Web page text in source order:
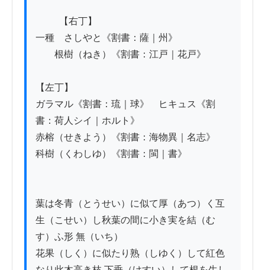
一種　さしやと《割書：薩｜州》
根樹（ねき）《割書：江戸｜花戸》
【左丁】
ガラマル《割書：琉｜球》　ヒキュス《割
書：荷人シイ｜ホルト》
赤榕（せきよう）《割書：海物異｜名志》
科樹（くわしゆ）《割書：閩｜書》
葉は冬青（とうせい）に似て厚（あつ）く互
生（こせい）し秋葉の間に小き実を結（む
す）ふ形 無（いち）
花果（しく）に似たり熟（しゆく）して紅色